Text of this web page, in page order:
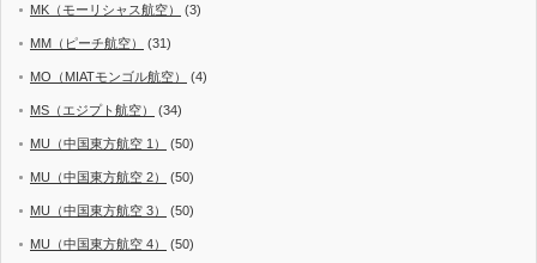
MK（モーリシャス航空） (3)
MM（ピーチ航空） (31)
MO（MIATモンゴル航空） (4)
MS（エジプト航空） (34)
MU（中国東方航空 1） (50)
MU（中国東方航空 2） (50)
MU（中国東方航空 3） (50)
MU（中国東方航空 4） (50)